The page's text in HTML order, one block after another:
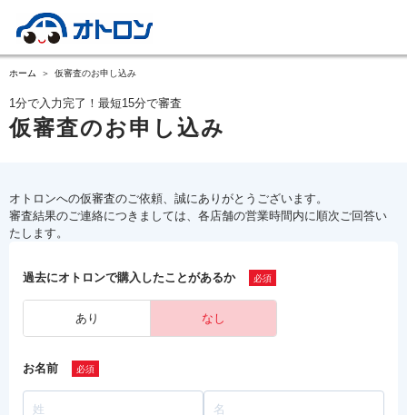
ホーム 仮審査のお申し込み
1分で入力完了！最短15分で審査
仮審査のお申し込み
オトロンへの仮審査のご依頼、誠にありがとうございます。
審査結果のご連絡につきましては、各店舗の営業時間内に順次ご回答い
たします。
過去にオトロンで購入したことがあるか
あり なし
お名前